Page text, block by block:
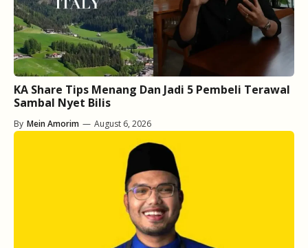
KA Share Tips Menang Dan Jadi 5 Pembeli Terawal
Sambal Nyet Bilis
By Mein Amorim — August 6, 2026